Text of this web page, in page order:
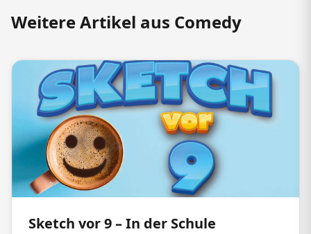
Weitere Artikel aus Comedy
Sketch vor 9 – In der Schule